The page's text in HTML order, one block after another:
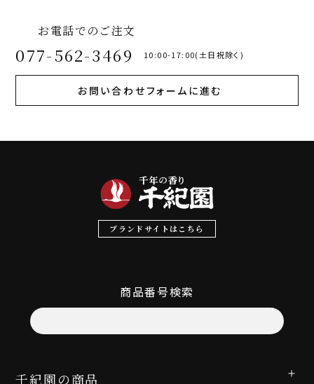
お電話でのご注文
077-562-3469 10:00-17:00(土日祝除く)
お問い合わせフォームに進む
ブランドサイトはこちら
商品番号検索
千紀園の商品